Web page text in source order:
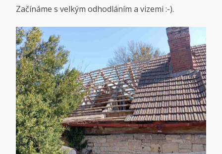
Začínáme s velkým odhodláním a vizemi :-).